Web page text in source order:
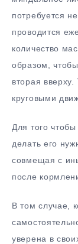
потребуется
проводится
количество
образом,
вторая вверху.
круговыми
Для того
делать его
совмещая с
после
В том случае,
уверена в